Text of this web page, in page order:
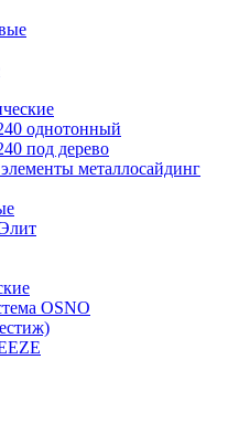
однотонный
под дерево
металлосайдинг
OSNO